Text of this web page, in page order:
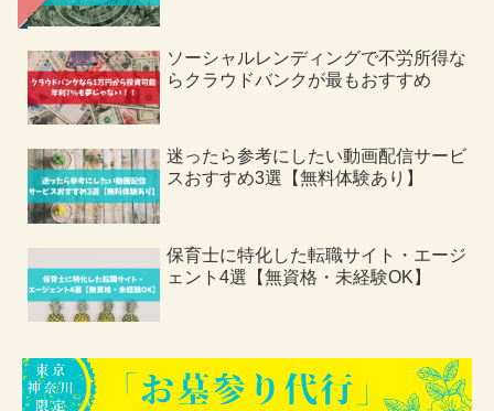
ソーシャルレンディングで不労所得な
らクラウドバンクが最もおすすめ
迷ったら参考にしたい動画配信サービ
スおすすめ3選【無料体験あり】
保育士に特化した転職サイト・エージ
ェント4選【無資格・未経験OK】